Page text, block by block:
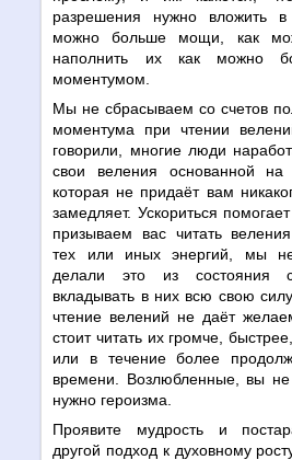
разрешения нужно вложить
можно больше мощи, как
наполнить их как можно
моментумом.
Мы не сбрасываем со счетов
моментума при чтении
говорили, многие люди
свои веления основанной на
которая не придаёт вам
замедляет. Ускориться
призываем вас читать
тех или иных энергий, мы
делали это из состояния
вкладывать в них всю свою
чтение велений не даёт
стоит читать их громче,
или в течение более
времени. Возлюбленные, вы
нужно героизма.
Проявите мудрость и
другой подход к духовному